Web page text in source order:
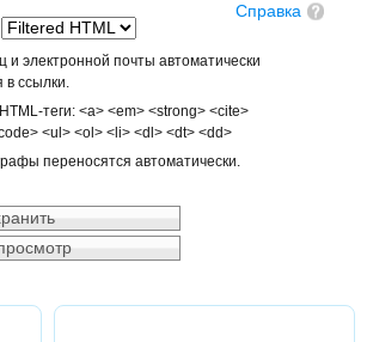
Справка
и электронной почты автоматически
в ссылки.
теги: <a> <em> <strong> <cite>
<ul> <ol> <li> <dl> <dt> <dd>
переносятся автоматически.